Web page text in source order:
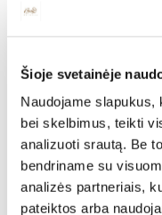
Šioje svetainėje
Naudojame slapukus,
bei skelbimus, teikti
analizuoti srautą. Be
bendriname su
analizės partneriais,
pateiktos arba
Minkšti
namuose
Minkšti baldai yra